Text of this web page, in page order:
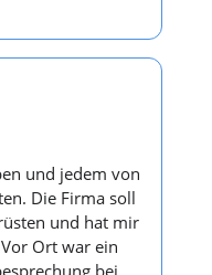
und jedem von
Die Firma soll
und hat mir
Ort war ein